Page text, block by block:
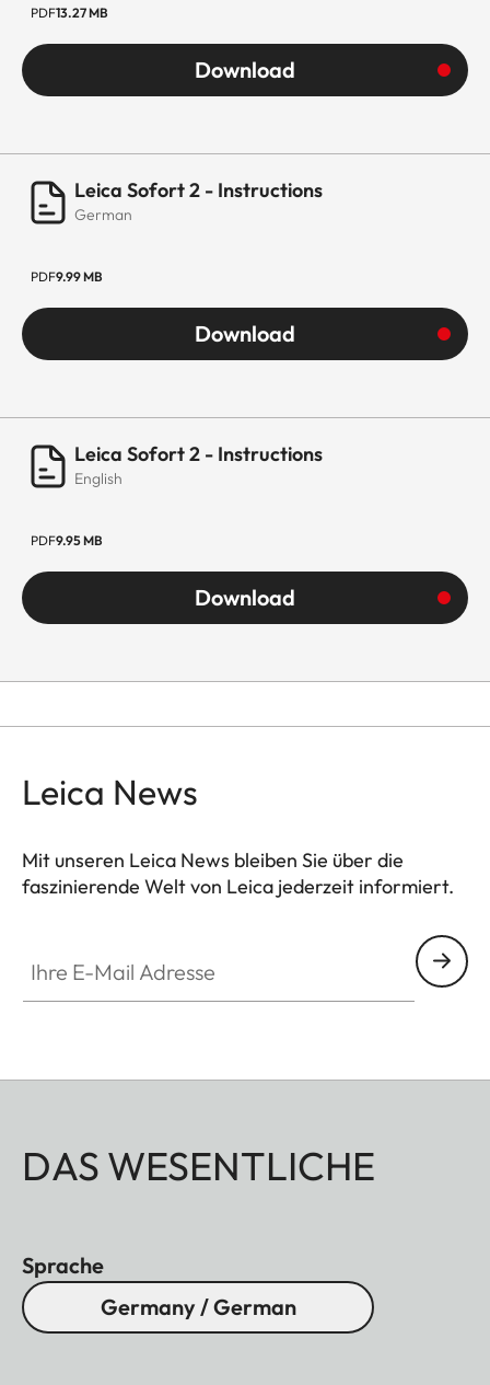
PDF13.27 MB
Download
Leica Sofort 2 - Instructions
German
PDF9.99 MB
Download
Leica Sofort 2 - Instructions
English
PDF9.95 MB
Download
Leica News
Mit unseren Leica News bleiben Sie über die
faszinierende Welt von Leica jederzeit informiert.
DAS WESENTLICHE
Sprache
Germany / German